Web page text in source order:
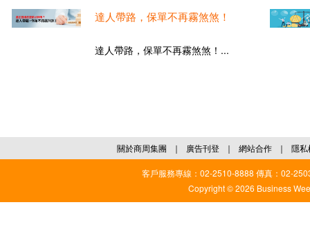
達人帶路，保單不再霧煞煞！
達人帶路，保單不再霧煞煞！...
關於商周集團 ｜ 廣告刊登 ｜ 網站合作 ｜ 隱私
客戶服務專線：02-2510-8888 傳真：02-
Copyright © 2026 Business